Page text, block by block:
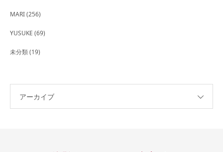
MARI(256)
YUSUKE (69)
未分類(19)
アーカイブ